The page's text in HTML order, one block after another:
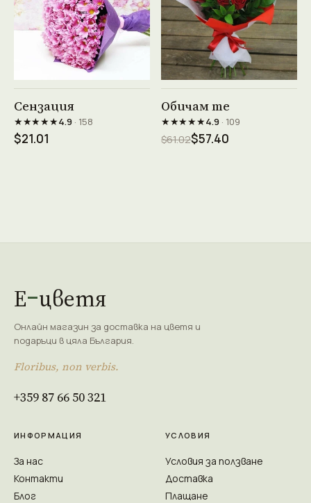
Сензация
★★★★★4.9· 158
$21.01
Обичам те
★★★★★4.9· 109
$61.02$57.40
Е цветя
Онлайн магазин за доставка на цветя и
подаръци в цяла България.
Floribus, non verbis.
+359 87 66 50 321
ИНФОРМАЦИЯ
За нас
Контакти
Блог
УСЛОВИЯ
Условия за ползване
Доставка
Плащане